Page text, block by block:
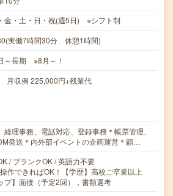
金・土・日・祝(週5日) ※シフト制
実働7時間30分 休憩1時間)
～長期 ※8月～！
月収例 225,000円+残業代
経理事務、電話対応、登録事務＊帳票管理、
発送＊内外部イベントの企画運営＊顧…
/ ブランクOK / 英語力不要
作できればOK！【学歴】高校ご卒業以上
プ】面接（予定2回），書類選考